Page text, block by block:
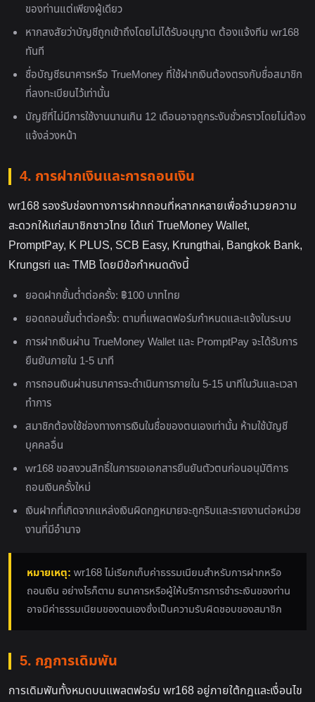
ของท่านแต่เพียงผู้เดียว
หากสงสัยว่าบัญชีถูกเข้าถึงโดยไม่ได้รับอนุญาต ต้องแจ้งทีม wr168
ทันที
ชื่อบัญชีธนาคารหรือ TrueMoney ที่ใช้ฝากเงินต้องตรงกับชื่อสมาชิก
ที่ลงทะเบียนไว้เท่านั้น
บัญชีที่ไม่มีการใช้งานนานเกิน 12 เดือนอาจถูกระงับชั่วคราวโดยไม่ต้อง
แจ้งล่วงหน้า
4. การฝากเงินและการถอนเงิน
wr168 รองรับช่องทางการฝากถอนที่หลากหลายเพื่ออำนวยความ
สะดวกให้แก่สมาชิกชาวไทย ได้แก่ TrueMoney Wallet,
PromptPay, K PLUS, SCB Easy, Krungthai, Bangkok Bank,
Krungsri และ TMB โดยมีข้อกำหนดดังนี้
ยอดฝากขั้นต่ำต่อครั้ง: ฿100 บาทไทย
ยอดถอนขั้นต่ำต่อครั้ง: ตามที่แพลตฟอร์มกำหนดและแจ้งในระบบ
การฝากเงินผ่าน TrueMoney Wallet และ PromptPay จะได้รับการ
ยืนยันภายใน 1-5 นาที
การถอนเงินผ่านธนาคารจะดำเนินการภายใน 5-15 นาทีในวันและเวลา
ทำการ
สมาชิกต้องใช้ช่องทางการเงินในชื่อของตนเองเท่านั้น ห้ามใช้บัญชี
บุคคลอื่น
wr168 ขอสงวนสิทธิ์ในการขอเอกสารยืนยันตัวตนก่อนอนุมัติการ
ถอนเงินครั้งใหม่
เงินฝากที่เกิดจากแหล่งเงินผิดกฎหมายจะถูกริบและรายงานต่อหน่วย
งานที่มีอำนาจ
หมายเหตุ: wr168 ไม่เรียกเก็บค่าธรรมเนียมสำหรับการฝากหรือ
ถอนเงิน อย่างไรก็ตาม ธนาคารหรือผู้ให้บริการการชำระเงินของท่าน
อาจมีค่าธรรมเนียมของตนเองซึ่งเป็นความรับผิดชอบของสมาชิก
5. กฎการเดิมพัน
การเดิมพันทั้งหมดบนแพลตฟอร์ม wr168 อยู่ภายใต้กฎและเงื่อนไข